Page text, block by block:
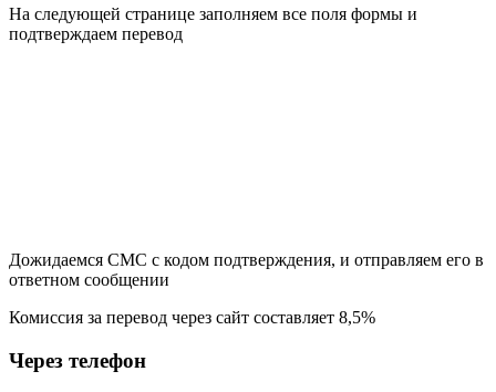
На следующей странице заполняем все поля формы и
подтверждаем перевод
Дожидаемся СМС с кодом подтверждения, и отправляем его в
ответном сообщении
Комиссия за перевод через сайт составляет 8,5%
Через телефон